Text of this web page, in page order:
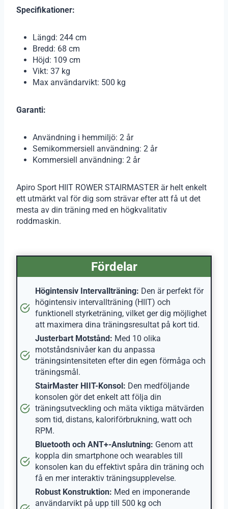
Specifikationer:
Längd: 244 cm
Bredd: 68 cm
Höjd: 109 cm
Vikt: 37 kg
Max användarvikt: 500 kg
Garanti:
Användning i hemmiljö: 2 år
Semikommersiell användning: 2 år
Kommersiell användning: 2 år
Apiro Sport HIIT ROWER STAIRMASTER är helt enkelt
ett utmärkt val för dig som strävar efter att få ut det
mesta av din träning med en högkvalitativ
roddmaskin.
Fördelar
Högintensiv Intervallträning: Den är perfekt för
högintensiv intervallträning (HIIT) och
funktionell styrketräning, vilket ger dig möjlighet
att maximera dina träningsresultat på kort tid.
Justerbart Motstånd: Med 10 olika
motståndsnivåer kan du anpassa
träningsintensiteten efter din egen förmåga och
träningsmål.
StairMaster HIIT-Konsol: Den medföljande
konsolen gör det enkelt att följa din
träningsutveckling och mäta viktiga mätvärden
som tid, distans, kaloriförbrukning, watt och
RPM.
Bluetooth och ANT+-Anslutning: Genom att
koppla din smartphone och wearables till
konsolen kan du effektivt spåra din träning och
få en mer interaktiv träningsupplevelse.
Robust Konstruktion: Med en imponerande
användarvikt på upp till 500 kg och